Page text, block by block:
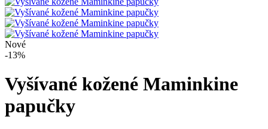
Nové
-13%
Vyšívané kožené Maminkine
papučky